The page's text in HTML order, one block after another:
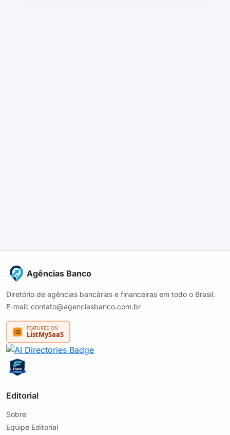
Agências Banco
Diretório de agências bancárias e financeiras em todo o Brasil.
E-mail: contato@agenciasbanco.com.br
Editorial
Sobre
Equipe Editorial